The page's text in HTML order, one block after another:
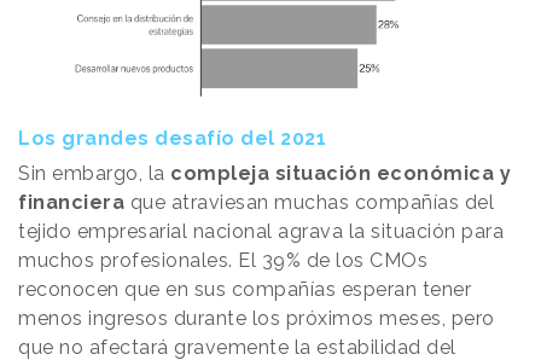
Los grandes desafío del 2021
Sin embargo, la compleja situación económica y
financiera que atraviesan muchas compañías del
tejido empresarial nacional agrava la situación para
muchos profesionales. El 39% de los CMOs
reconocen que en sus compañías esperan tener
menos ingresos durante los próximos meses, pero
que no afectará gravemente la estabilidad del